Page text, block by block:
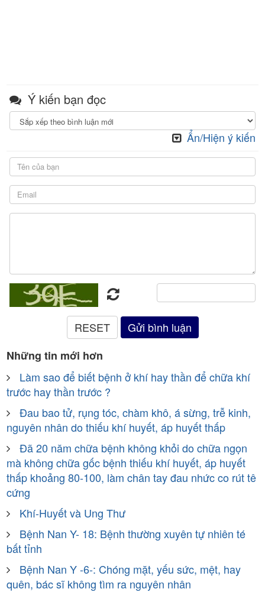
Ý kiến bạn đọc
Ẩn/Hiện ý kiến
Những tin mới hơn
Làm sao để biết bệnh ở khí hay thần để chữa khí
trước hay thần trước ?
Đau bao tử, rụng tóc, chàm khô, á sừng, trễ kinh,
nguyên nhân do thiếu khí huyết, áp huyết thấp
Đã 20 năm chữa bệnh không khỏi do chữa ngọn
mà không chữa gốc bệnh thiếu khí huyết, áp huyết
thấp khoảng 80-100, làm chân tay đau nhức co rút tê
cứng
Khí-Huyết và Ung Thư
Bệnh Nan Y- 18: Bệnh thường xuyên tự nhiên té
bất tỉnh
Bệnh Nan Y -6-: Chóng mặt, yếu sức, mệt, hay
quên, bác sĩ không tìm ra nguyên nhân